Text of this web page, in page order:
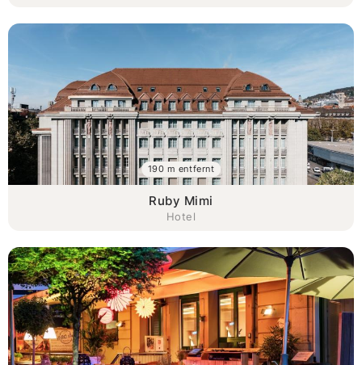
Ruby Mimi
Hotel
190 m entfernt